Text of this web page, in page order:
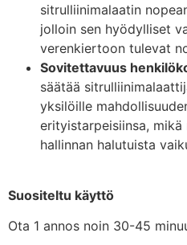
sitrulliinimalaatin
jolloin sen hyödylliset
verenkiertoon tulevat
Sovitettavuus
säätää
yksilöille
erityistarpeisiinsa,
hallinnan halutuista
Suositeltu käyttö
Ota 1 annos noin 30-45